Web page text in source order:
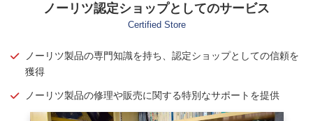
ノーリツ認定ショップとしてのサービス
Certified Store
ノーリツ製品の専門知識を持ち、認定ショップとしての信頼を
獲得
ノーリツ製品の修理や販売に関する特別なサポートを提供